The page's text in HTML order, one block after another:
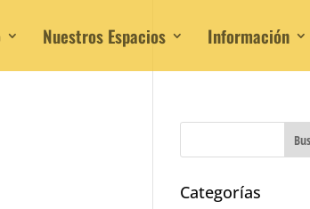
Nuestros Espacios Información
Categorías